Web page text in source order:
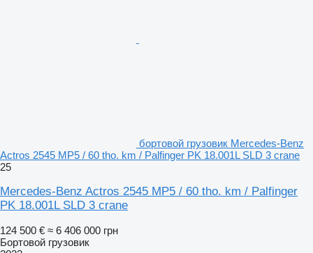
бортовой грузовик Mercedes-Benz
Actros 2545 MP5 / 60 tho. km / Palfinger PK 18.001L SLD 3 crane
25
Mercedes-Benz Actros 2545 MP5 / 60 tho. km / Palfinger
PK 18.001L SLD 3 crane
124 500 € ≈ 6 406 000 грн
Бортовой грузовик